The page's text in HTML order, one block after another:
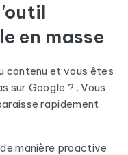
en masse
contenu et vous êtes
sur Google ? . Vous
rapidement
manière proactive